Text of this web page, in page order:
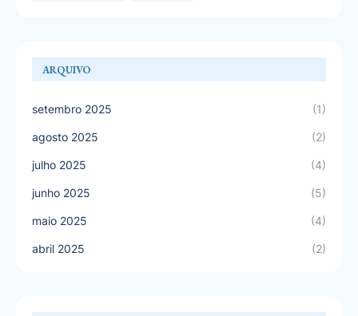
ARQUIVO
setembro 2025 (1)
agosto 2025 (2)
julho 2025 (4)
junho 2025 (5)
maio 2025 (4)
abril 2025 (2)